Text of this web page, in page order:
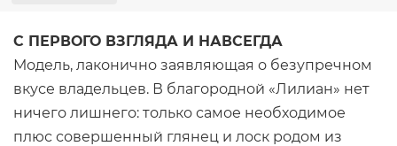
С ПЕРВОГО ВЗГЛЯДА И НАВСЕГДА
Модель, лаконично заявляющая о безупречном
вкусе владельцев. В благородной «Лилиан» нет
ничего лишнего: только самое необходимое
плюс совершенный глянец и лоск родом из